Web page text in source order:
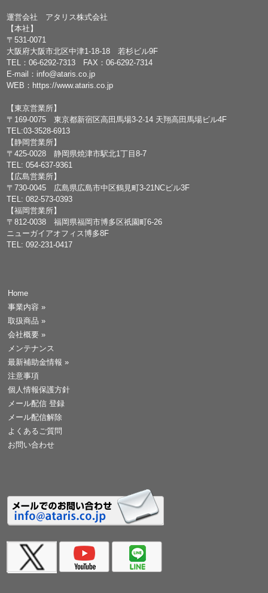
運営会社 アタリス株式会社
【本社】
〒531-0071
大阪府大阪市北区中津1-18-18 若杉ビル9F
TEL：06-6292-7313 FAX：06-6292-7314
E-mail： info@ataris.co.jp
WEB： https://www.ataris.co.jp
【東京営業所】
〒169-0075 東京都新宿区高田馬場3-2-14 天翔高田馬場ビル4F
TEL:03-3528-6913
【静岡営業所】
〒425-0028 静岡県焼津市駅北1丁目8-7
TEL: 054-637-9361
【広島営業所】
〒730-0045 広島県広島市中区鶴見町3-21NCビル3F
TEL: 082-573-0393
【福岡営業所】
〒812-0038 福岡県福岡市博多区祇園町6-26
ニューガイアオフィス博多8F
TEL: 092-231-0417
Home
事業内容 »
取扱商品 »
会社概要 »
メンテナンス
最新補助金情報 »
注意事項
個人情報保護方針
メール配信 登録
メール配信解除
よくあるご質問
お問い合わせ